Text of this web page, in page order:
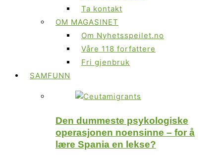
Ta kontakt
OM MAGASINET
Om Nyhetsspeilet.no
Våre 118 forfattere
Fri gjenbruk
SAMFUNN
Den dummeste psykologiske
operasjonen noensinne – for å
lære Spania en lekse?